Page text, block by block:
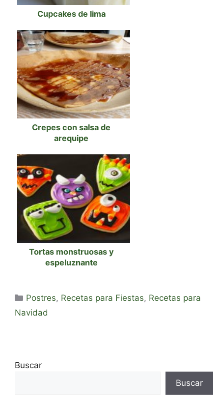
Cupcakes de lima
Crepes con salsa de
arequipe
Tortas monstruosas y
espeluznante
Categorías
Postres, Recetas para Fiestas, Recetas para
Navidad
Buscar
Buscar